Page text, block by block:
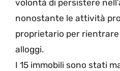
volontà di persistere
nonostante le attività
proprietario per rientrare
alloggi.
I 15 immobili sono stati